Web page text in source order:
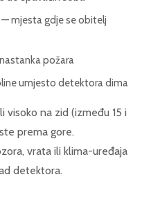
— mjesta gdje se obitelj
požara
umjesto detektora dima
na zid (između 15 i
prema gore.
vrata ili klima-uređaja
detektora.